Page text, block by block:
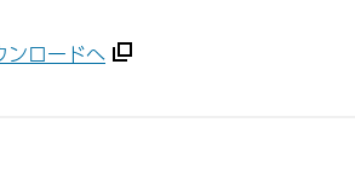
ロードへ